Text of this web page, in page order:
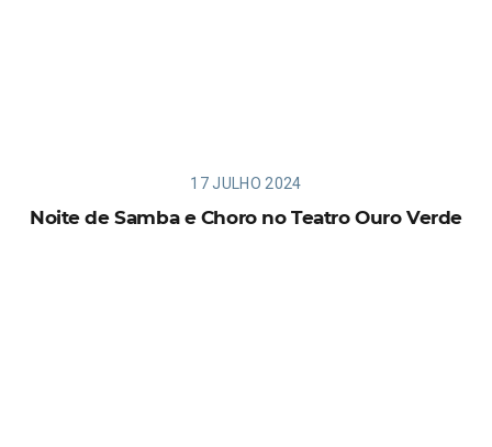
17 JULHO 2024
Noite de Samba e Choro no Teatro Ouro Verde